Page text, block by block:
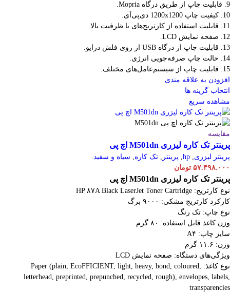
9. قابلیت چاپ از طریق درگاه Mopria.
10. کیفیت چاپ 1200x1200 دی‌پی‌آی.
11. قابلیت استفاده از کارتریج‌های با ظرفیت بالا.
12. صفحه نمایش LCD.
13. قابلیت چاپ از درگاه USB از روی فلش درایو.
14. حالت چاپ صرفه‌جویی انرژی.
15. قابلیت چاپ از سیستم‌عامل‌های مختلف.
افزودن به علاقه مندی
انتخاب گزینه ها
مشاهده سریع
مقایسه
پرینتر تک کاره لیزری M501dn اچ پی
پرینتر لیزری,
hp
, پرینتر , تک کاره, سیاه و سفید.
۵۷.۴۹۸.۰۰۰ تومان
پرینتر تک کاره لیزری M501dn اچ پی
نوع کارتریج: HP ۸۷A Black LaserJet Toner Cartridge
کارکرد کارتریج مشکی: ۹۰۰۰ برگ
نوع چاپ: تک رنگ
وزن کاغذ قابل استفاده: ۸۰ گرم
سایز چاپ: A۴
وزن: ۱۱.۶ گرم
ویژگی‌های دستگاه: صفحه نمایش LCD
نوع کاغذ: Paper (plain, EcoFFICIENT, light, heavy, bond, coloured,
letterhead, preprinted, prepunched, recycled, rough), envelopes, labels,
transparencies